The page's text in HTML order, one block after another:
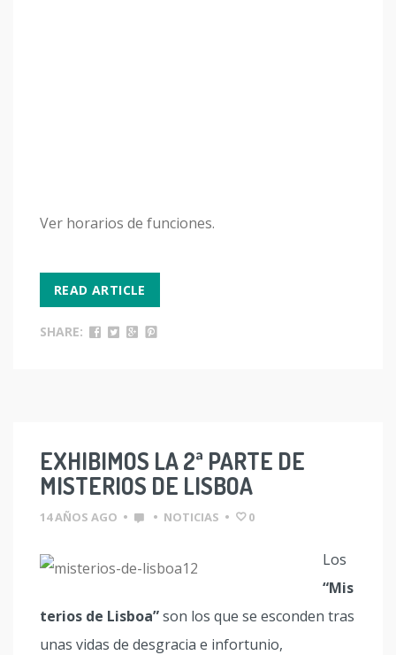
Ver horarios de funciones.
READ ARTICLE
SHARE:
EXHIBIMOS LA 2ª PARTE DE
MISTERIOS DE LISBOA
14 AÑOS AGO • • NOTICIAS • 0
Los
“Mis
terios de Lisboa”son los que se esconden tras
unas vidas de desgracia e infortunio,